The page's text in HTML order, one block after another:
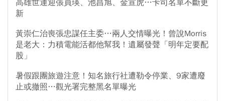
高雄世運迎張員瑛、池昌旭、金宣虎…卡司名單不斷更
新
黃崇仁治喪張忠謀任主委…兩人交情曝光！曾說Morris
是老大：力積電能活都他幫我！遺屬發聲「明年定要配
股」
暑假跟團旅遊注意！知名旅行社遭勒令停業、9家遭廢
止或撤照…觀光署完整黑名單曝光